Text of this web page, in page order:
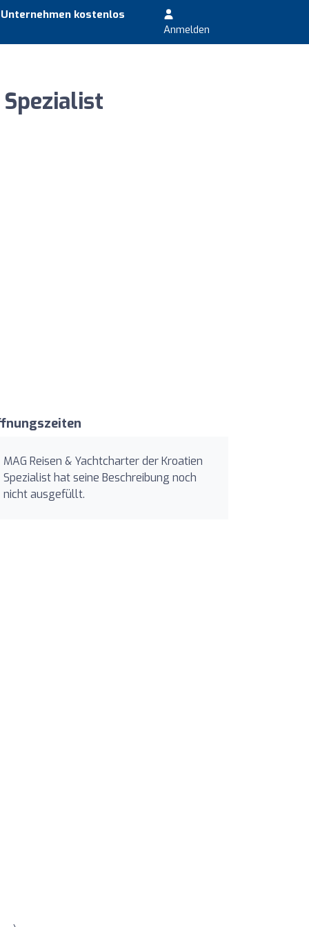
Unternehmen kostenlos
Anmelden
MAG Reisen & Yachtcharter der Kroatien
Spezialist hat seine Beschreibung noch
nicht ausgefüllt.